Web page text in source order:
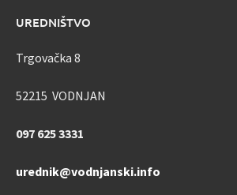
UREDNIŠTVO
Trgovačka 8
52215 VODNJAN
097 625 3331
urednik@vodnjanski.info